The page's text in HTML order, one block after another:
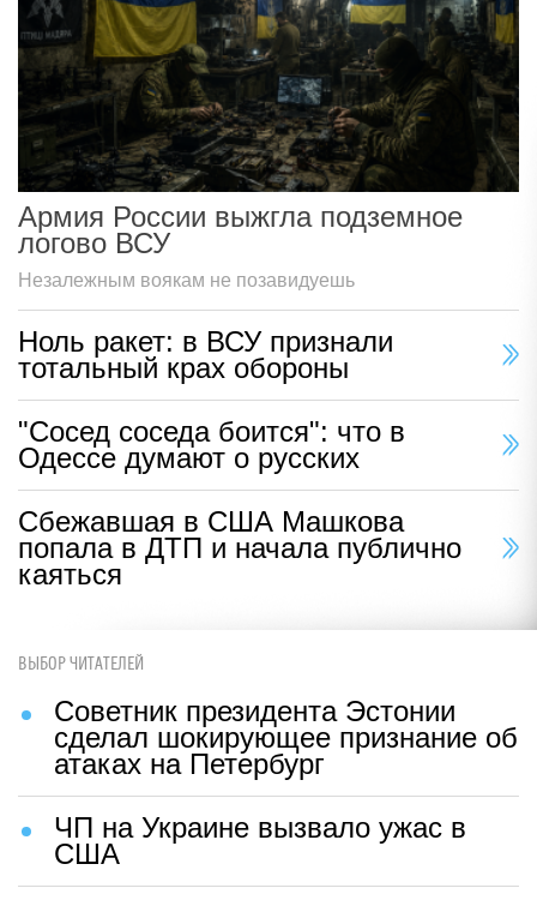
Армия России выжгла подземное
логово ВСУ
Незалежным воякам не позавидуешь
Ноль ракет: в ВСУ признали
тотальный крах обороны
"Сосед соседа боится": что в
Одессе думают о русских
Сбежавшая в США Машкова
попала в ДТП и начала публично
каяться
ВЫБОР ЧИТАТЕЛЕЙ
Советник президента Эстонии
сделал шокирующее признание об
атаках на Петербург
ЧП на Украине вызвало ужас в
США